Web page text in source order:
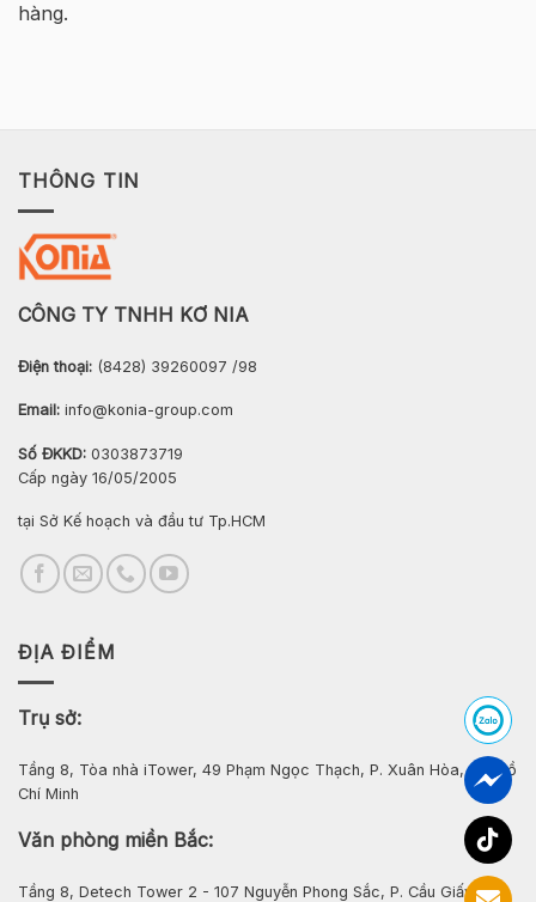
hàng.
THÔNG TIN
CÔNG TY TNHH KƠ NIA
Điện thoại: (8428) 39260097 /98
Email: info@konia-group.com
Số ĐKKD: 0303873719
Cấp ngày 16/05/2005
tại Sở Kế hoạch và đầu tư Tp.HCM
ĐỊA ĐIỂM
Trụ sở:
Tầng 8, Tòa nhà iTower, 49 Phạm Ngọc Thạch, P. Xuân Hòa, Tp. Hồ
Chí Minh
Văn phòng miền Bắc:
Tầng 8, Detech Tower 2 - 107 Nguyễn Phong Sắc, P. Cầu Giấy, Hà